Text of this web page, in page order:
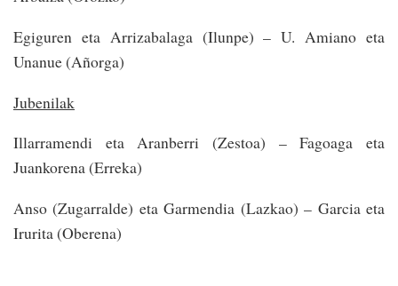
Egiguren eta Arrizabalaga (Ilunpe) – U. Amiano eta
Unanue (Añorga)
Jubenilak
Illarramendi eta Aranberri (Zestoa) – Fagoaga eta
Juankorena (Erreka)
Anso (Zugarralde) eta Garmendia (Lazkao) – Garcia eta
Irurita (Oberena)